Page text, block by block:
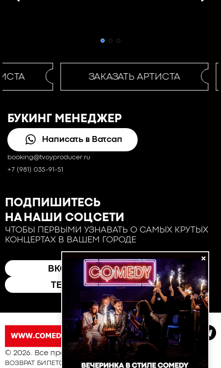
ЗАКАЗАТЬ АРТИСТА
БУКИНГ МЕНЕДЖЕР
Написать в Ватсап
booking@tvoyproducer.ru
+7 (981) 035-91-51
×
ПОДПИШИТЕСЬ
НА НАШИ СОЦСЕТИ
ЧТОБЫ ПЕРВЫМИ УЗНАВАТЬ О САМЫХ КРУТЫХ
КОНЦЕРТАХ В ВАШЕМ ГОРОДЕ
ВКОНТАКТЕ
ТЕЛЕГРАМ
© 2026. Все права защищены
ВОЗВРАТ БИЛЕТОВ